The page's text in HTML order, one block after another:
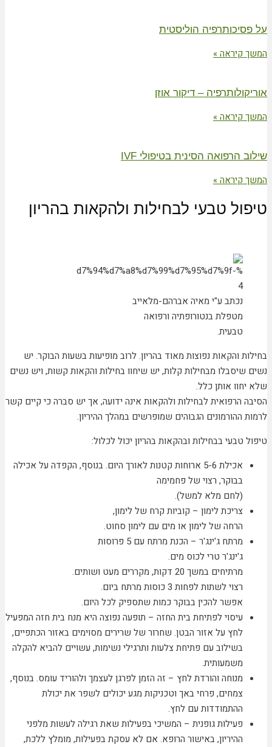
על פסיכותרפיה הוליסטית
המשך קיראה »
אוריקולותרפיה – דיקור אוזן
המשך קיראה »
שילוב הרפואה הסינית בטיפולי IVF
המשך קיראה »
טיפול טבעי לבחילות ולהקאות בהריון
נכתב ע"י מאיה אברהם-מלאייב
מטפלת בנטורופתיה ורפואה
טבעית.
בחילות והקאות נפוצות מאוד בהריון. לרוב מופיעות בשעות הבוקר. יש
נשים שיסבלו מבחילות קלות, יש שיחוו בחילות והקאות קשות, ויש נשים
שלא יחוו אותן כלל.
הסיבה הרפואית לבחילות ולהקאות אינה ידועה, אך יש סברה כי קיים קשר
לרמות ההורמונים הגבוהים שמופרשים במהלך ההיריון.
טיפול טבעי בבחילות ובהקאות בהריון יכול לכלול:
אכילת 5-6 ארוחות קטנות לאורך היום. בנוסף, הקפדה על אכילה
בבוקר, רצוי של פחמימה
(לחם מלא למשל).
צריכת לימון – קוביות קרח של לימון,
הרחה של לימון או מים עם לימון סחוט.
מרתח ג'ינג'ר – הכנת מרתח עם 5 פרוסות
ג'ינג'ר טרי לכוס מים.
מרתיחים במשך 20 דקות, מקררים מעט ושותים.
רצוי לשתות לפחות 3 כוסות מרתח ביום.
אפשר להכין בבוקר כמות שתספיק לכל היום.
עיסוי לפתיחת בית החזה – תופעה נפוצה היא מנח בית חזה המפעיל
לחץ על אזור הבטן. שחרור של שרירים מסוימים באזור הכתפיים,
בשילוב עם פתיחת צלעות ותרגילי נשימות, עשויים להביא להקלה
משמעותית.
מנוחה והורדת לחץ – זה הזמן לפרגן לעצמך ולהוריד עומס. בנוסף,
צמחים, פרחי באך וטכניקות מגע יכולים לשפר את יכולת
ההתמודדות עם לחץ.
פעילות גופנית – המשיכי בפעילות שאת רגילה לעשות מלפני
ההיריון, באישור הרופא. אם לא עסקת בפעילות, מומלץ ללכת,